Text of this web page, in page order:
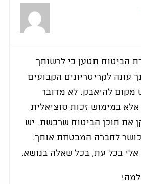
הביטוח תטען כי לרשותך
עונה לקריטריונים הקבועים
מקום להיאבק. לא מדובר
במימוש זכות סוציאלית
את תוכן הביטוח שרכשת. יש
לחברה המבטחת אותך.
אלי בכל עת, בכל שאלה בנושא.